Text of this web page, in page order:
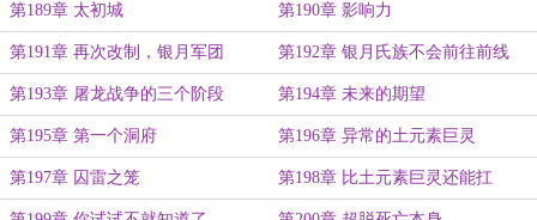
第189章 太初城 第190章 影响力
第191章 再次改制，银月军团 第192章 银月氏族不会前往前线
第193章 屠龙战争的三个阶段 第194章 未来的期望
第195章 第一个洞府 第196章 异常的土元素巨灵
第197章 囚雷之笼 第198章 比土元素巨灵还能扛